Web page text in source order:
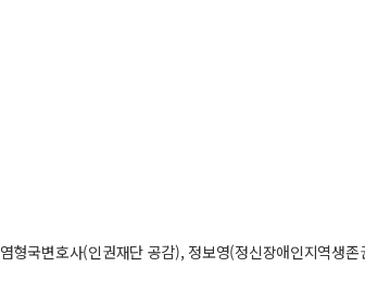
국변호사(인권재단 공감), 정보영(정신장애인지역생